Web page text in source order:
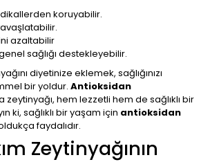
koruyabilir.
azaltabilir
sağlığı destekleyebilir.
diyetinize eklemek, sağlığınızı
bir yoldur. Antioksidan
zeytinyağı, hem lezzetli hem de sağlıklı bir
ki, sağlıklı bir yaşam için antioksidan
faydalıdır.
Zeytinyağının